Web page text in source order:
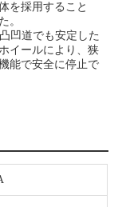
を採用すること
。
凹道でも安定した
イールにより、狭
能で安全に停止で